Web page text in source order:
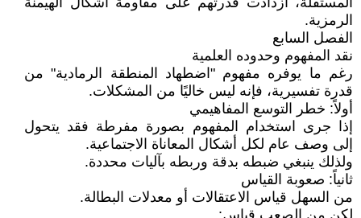
الرمزية.
الفصل السابع
نقد المفهوم وحدوده العلمية
رغم ما يوفره مفهوم "اضطهاد المنطقة الرمادية" من
قدرة تفسيرية، فإنه ليس خاليًا من المشكلات.
أولاً: خطر التوسع المفاهيمي
إذا جرى استخدام المفهوم بصورة مفرطة فقد يتحول
إلى وصف عام لكل أشكال المعاناة الاجتماعية.
ولذلك ينبغي ضبطه بدقة وربطه بآليات محددة.
ثانياً: صعوبة القياس
من السهل قياس الاعتقالات أو معدلات البطالة.